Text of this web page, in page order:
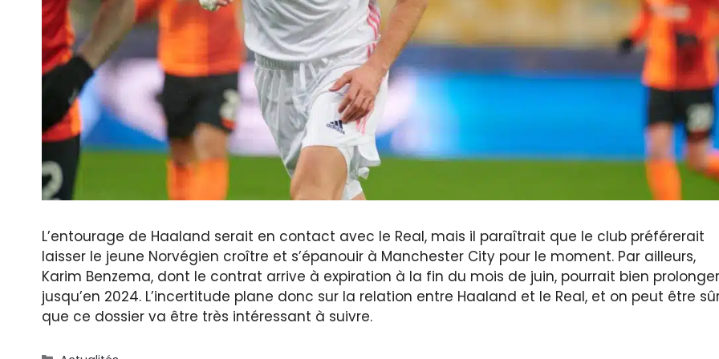
L’entourage de Haaland serait en contact avec le Real, mais il paraîtrait que le club préférerait
laisser le jeune Norvégien croître et s’épanouir à Manchester City pour le moment. Par ailleurs,
Karim Benzema, dont le contrat arrive à expiration à la fin du mois de juin, pourrait bien prolonger
jusqu’en 2024. L’incertitude plane donc sur la relation entre Haaland et le Real, et on peut être
que ce dossier va être très intéressant à suivre.